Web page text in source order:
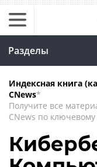
Разделы
Индексная книга
CNews*
Получите все
CNews по ключевому